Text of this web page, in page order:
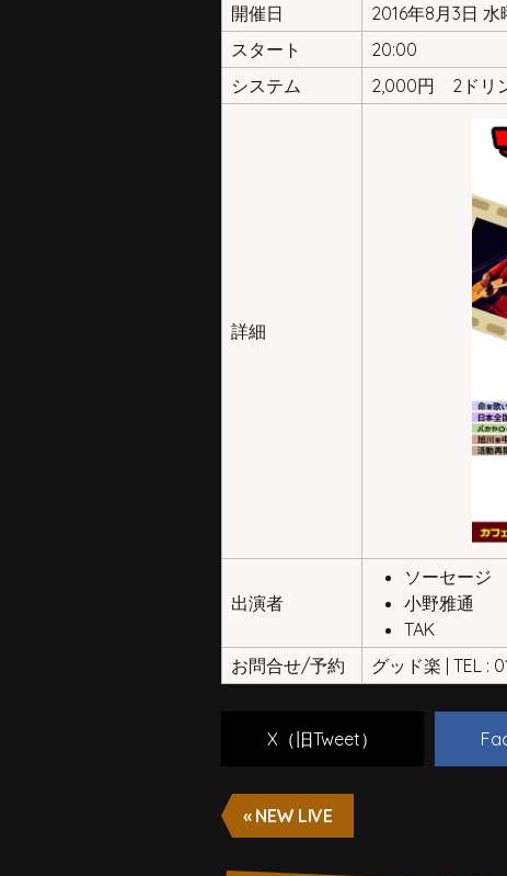
開催日
2016年8月3日 水
スタート
20:00
システム
2,000円 2ドリ
詳細
出演者
ソーセージ
小野雅通
TAK
お問合せ/予約
グッド楽 | TEL :
X（旧Tweet）
« NEW LIVE